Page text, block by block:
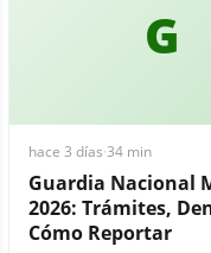
G
hace 3 días·34 min
Guardia Nacional
2026: Trámites,
Cómo Reportar